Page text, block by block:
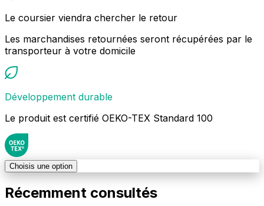
Le coursier viendra chercher le retour
Les marchandises retournées seront récupérées par le
transporteur à votre domicile
Développement durable
Le produit est certifié OEKO-TEX Standard 100
Choisis une option
Récemment consultés